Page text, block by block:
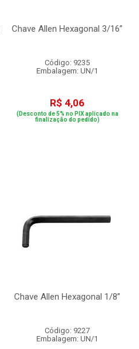
Chave Allen Hexagonal 3/16”
Código: 9235
Embalagem: UN/1
R$ 4,06
(Desconto de 5% no PIX aplicado na
finalização do pedido)
Chave Allen Hexagonal 1/8”
Código: 9227
Embalagem: UN/1